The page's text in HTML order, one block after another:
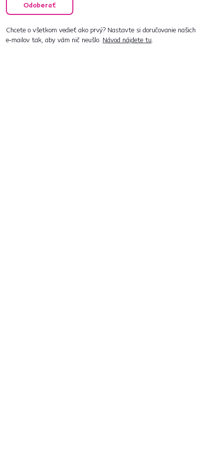
Odoberať
Chcete o všetkom vedieť ako prvý? Nastavte si doručovanie našich
e‑mailov tak, aby vám nič neušlo. Návod nájdete tu.